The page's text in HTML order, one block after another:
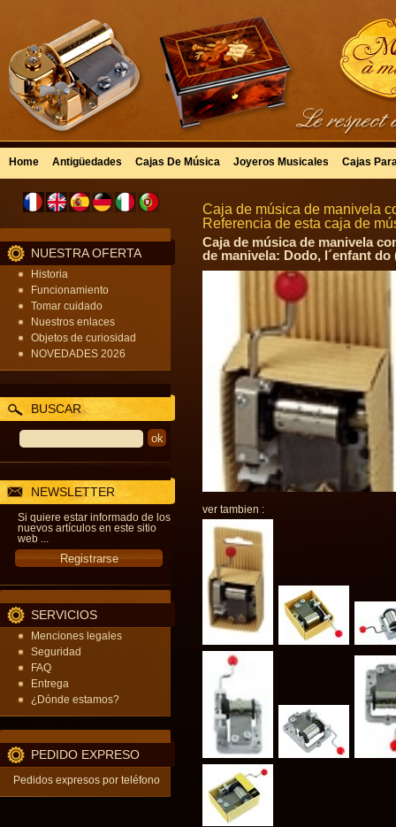
Home Antigüedades Cajas De Música Joyeros Musicales Cajas
NUESTRA OFERTA
Historia
Funcionamiento
Tomar cuidado
Nuestros enlaces
Objetos de curiosidad
NOVEDADES 2026
BUSCAR
NEWSLETTER
Si quiere estar informado de los
nuevos artículos en este sitio
web ...
SERVICIOS
Menciones legales
Seguridad
FAQ
Entrega
¿Dónde estamos?
PEDIDO EXPRESO
Pedidos expresos por teléfono
Caja de música de manivela
Referencia de esta caja de
Caja de música de manivela
de manivela: Dodo, l´enfant
ver tambien :